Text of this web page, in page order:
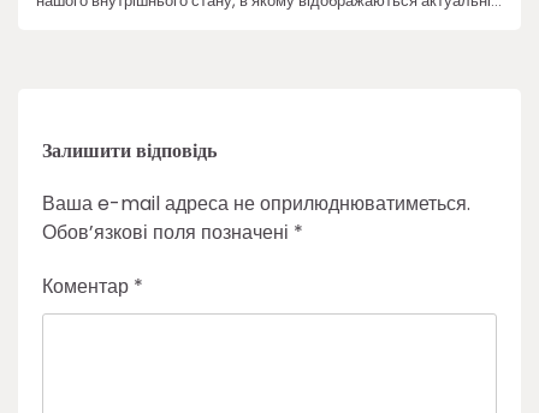
Залишити відповідь
Ваша e-mail адреса не оприлюднюватиметься.
Обов’язкові поля позначені *
Коментар *